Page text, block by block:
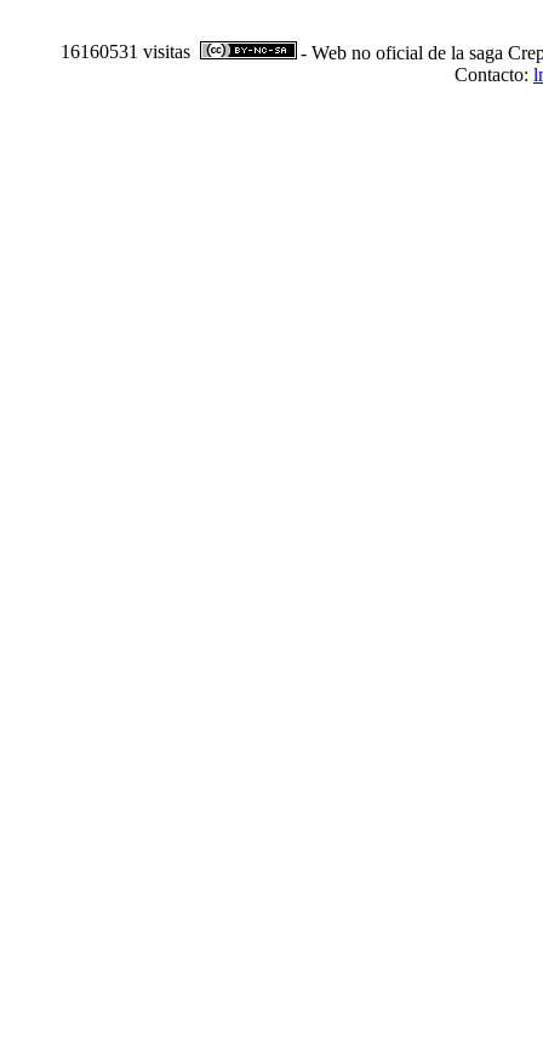
16160531 visitas
- Web no oficial de la saga
Contacto: